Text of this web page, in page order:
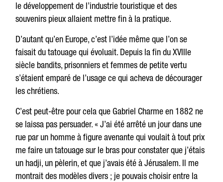
le développement de l’industrie touristique et des
souvenirs pieux allaient mettre fin à la pratique.
D’autant qu’en Europe, c’est l’idée même que l’on se
faisait du tatouage qui évoluait. Depuis la fin du XVIIIe
siècle bandits, prisonniers et femmes de petite vertu
s’étaient emparé de l’usage ce qui acheva de décourager
les chrétiens.
C’est peut-être pour cela que Gabriel Charme en 1882 ne
se laissa pas persuader. « J’ai été arrêté un jour dans une
rue par un homme à figure avenante qui voulait à tout prix
me faire un tatouage sur le bras pour constater que j’étais
un hadji, un pèlerin, et que j’avais été à Jérusalem. Il me
montrait des modèles divers ; je pouvais choisir entre la